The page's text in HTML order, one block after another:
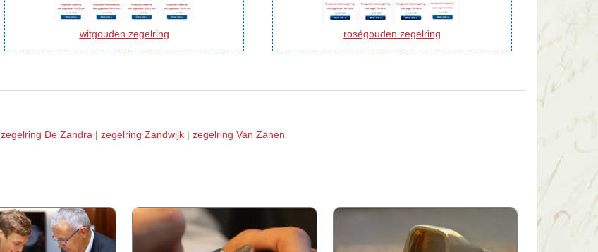
witgouden zegelring roségouden zegelring
zegelring De Zandra | zegelring Zandwijk | zegelring Van Zanen